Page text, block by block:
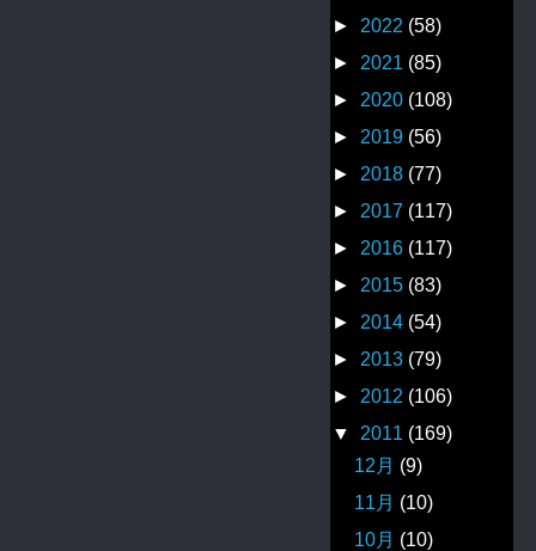
► 2022 (58)
► 2021 (85)
► 2020 (108)
► 2019 (56)
► 2018 (77)
► 2017 (117)
► 2016 (117)
► 2015 (83)
► 2014 (54)
► 2013 (79)
► 2012 (106)
▼ 2011 (169)
12月 (9)
11月 (10)
10月 (10)